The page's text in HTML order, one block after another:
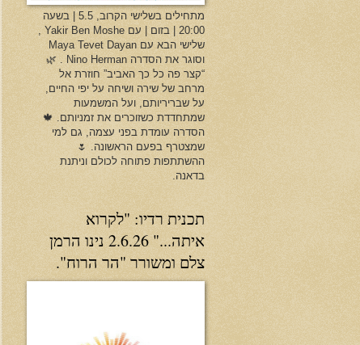
מתחילים בשלישי הקרוב, 5.5 | בשעה
20:00 | בזום | עם Yakir Ben Moshe ,
שלישי הבא עם Maya Tevet Dayan
וסוגר את הסדרה Nino Herman . 🌿
“קצר פה כל כך האביב” חוזרת אל
מרחב של שירה ושיחה על יפי החיים,
על שבריריותם, ועל המשמעות
שמתחדדת כשזוכרים את זמניותם. 🍁
הסדרה עומדת בפני עצמה, גם למי
שמצטרף בפעם הראשונה. 🌷
ההשתתפות פתוחה לכולם וניתנת
בדאנה.
תכנית רדיו: "לקרוא
איתה..." 2.6.26 נינו הרמן
צלם ומשורר "הר הרוח".